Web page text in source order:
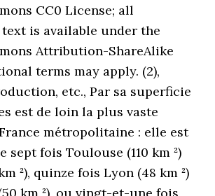
CC0 License; all
is available under the
Attribution-ShareAlike
terms may apply. (2),
etc., Par sa superficie
est de loin la plus vaste
métropolitaine : elle est
sept fois Toulouse (110 km ²)
²), quinze fois Lyon (48 km ²)